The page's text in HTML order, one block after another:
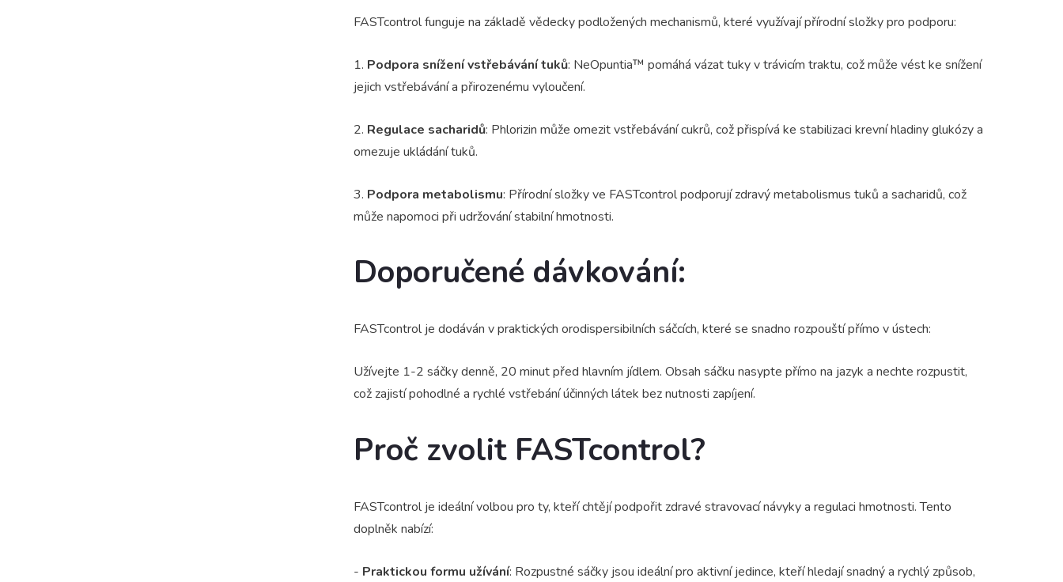
FASTcontrol funguje na základě vědecky podložených mechanismů, které využívají přírodní složky pro podporu:
1. Podpora snížení vstřebávání tuků: NeOpuntia™ pomáhá vázat tuky v trávicím traktu, což může vést ke snížení
jejich vstřebávání a přirozenému vyloučení.
2. Regulace sacharidů: Phlorizin může omezit vstřebávání cukrů, což přispívá ke stabilizaci krevní hladiny glukózy a
omezuje ukládání tuků.
3. Podpora metabolismu: Přírodní složky ve FASTcontrol podporují zdravý metabolismus tuků a sacharidů, což
může napomoci při udržování stabilní hmotnosti.
Doporučené dávkování:
FASTcontrol je dodáván v praktických orodispersibilních sáčcích, které se snadno rozpouští přímo v ústech:
Užívejte 1-2 sáčky denně, 20 minut před hlavním jídlem. Obsah sáčku nasypte přímo na jazyk a nechte rozpustit,
což zajistí pohodlné a rychlé vstřebání účinných látek bez nutnosti zapíjení.
Proč zvolit FASTcontrol?
FASTcontrol je ideální volbou pro ty, kteří chtějí podpořit zdravé stravovací návyky a regulaci hmotnosti. Tento
doplněk nabízí:
- Praktickou formu užívání: Rozpustné sáčky jsou ideální pro aktivní jedince, kteří hledají snadný a rychlý způsob,